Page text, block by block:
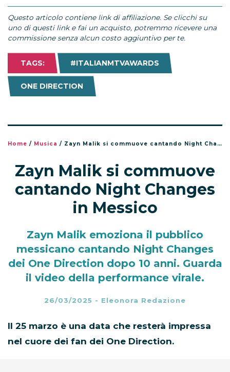
Questo articolo contiene link di affiliazione. Se clicchi su
uno di questi link e fai un acquisto, potremmo ricevere una
commissione senza alcun costo aggiuntivo per te.
TAGS: #ITALIANMTVAWARDS
ONE DIRECTION
Home / Musica / Zayn Malik si commuove cantando Night Changes in Messico
Zayn Malik si commuove
cantando Night Changes
in Messico
Zayn Malik emoziona il pubblico
messicano cantando Night Changes
dei One Direction dopo 10 anni. Guarda
il video della performance virale.
26/03/2025 - Eleonora Redazione
Il 25 marzo è una data che resterà impressa
nel cuore dei fan dei One Direction.